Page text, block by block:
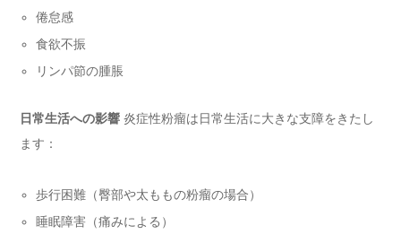
倦怠感
食欲不振
リンパ節の腫脹
日常生活への影響 炎症性粉瘤は日常生活に大きな支障をきたし
ます：
歩行困難（臀部や太ももの粉瘤の場合）
睡眠障害（痛みによる）